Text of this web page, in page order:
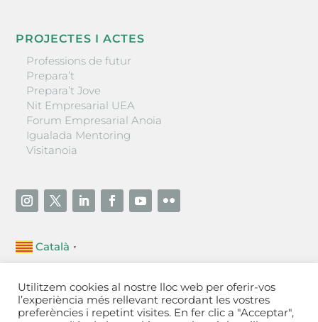
PROJECTES I ACTES
Professions de futur
Prepara’t
Prepara’t Jove
Nit Empresarial UEA
Forum Empresarial Anoia
Igualada Mentoring
Visitanoia
Català ▼
Unió Empresarial de l’Anoia (UEA)
Ctra. de Manresa, 131, 08700 – Igualada(Barcelona)
Tel 93 805 22 92
Utilitzem cookies al nostre lloc web per oferir-vos
l’experiència més rellevant recordant les vostres
preferències i repetint visites. En fer clic a "Acceptar",